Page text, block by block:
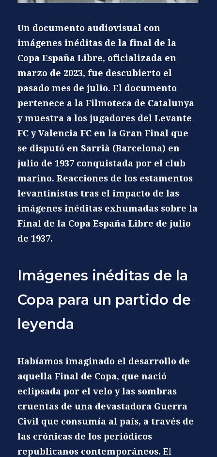
Un documento audiovisual con
imágenes inéditas de la final de la
Copa España Libre, oficializada en
marzo de 2023, fue descubierto el
pasado mes de julio. El documento
pertenece a la Filmoteca de Catalunya
y muestra a los jugadores del Levante
FC y Valencia FC en la Gran Final que
se disputó en Sarrià (Barcelona) en
julio de 1937 conquistada por el club
marino. Reacciones de los estamentos
levantinistas tras el impacto de las
imágenes inéditas exhumadas sobre la
Final de la Copa España Libre de julio
de 1937.
Imágenes inéditas de la
Copa para un partido de
leyenda
Habíamos imaginado el desarrollo de
aquella Final de Copa, que nació
eclipsada por el velo y las sombras
cruentas de una devastadora Guerra
Civil que consumía al país, a través de
las crónicas de los periódicos
republicanos contemporáneos. El